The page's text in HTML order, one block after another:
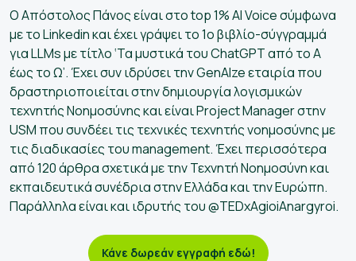
O Απόστολος Πάνος είναι στο top 1% AI Voice σύμφωνα
με το Linkedin και έχει γράψει το 1ο βιβλίο-σύγγραμμά
για LLMs με τίτλο ‘Τα μυστικά του ChatGPT από το Α
έως το Ω’. Έχει συν ιδρύσει την GenAIze εταιρία που
δραστηριοποιείται στην δημιουργία λογισμικών
τεχνητής Νοημοσύνης και είναι Project Manager στην
USM που συνδέει τις τεχνικές τεχνητής νοημοσύνης με
τις διαδικασίες του management. Έχει περισσότερα
από 120 άρθρα σχετικά με την Τεχνητή Νοημοσύνη και
εκπαιδευτικά συνέδρια στην Ελλάδα και την Ευρώπη.
Παράλληλα είναι και ιδρυτής του @TEDxAgioiAnargyroi.
Κάνε δωρεάν εγγραφή εδώ!